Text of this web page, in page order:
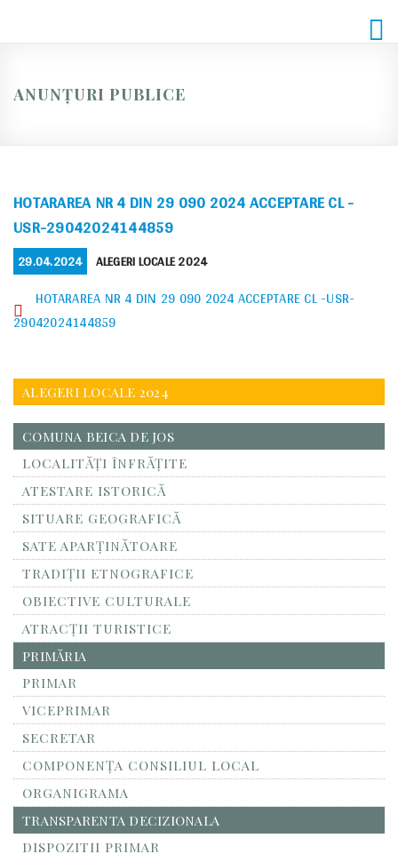
ANUNȚURI PUBLICE
HOTARAREA NR 4 DIN 29 090 2024 ACCEPTARE CL -
USR-29042024144859
POSTED
ON
29.04.2024 CATEGORIES
ALEGERI LOCALE 2024
HOTARAREA NR 4 DIN 29 090 2024 ACCEPTARE CL -USR-
29042024144859
ALEGERI LOCALE 2024
COMUNA BEICA DE JOS
LOCALITĂŢI ÎNFRĂŢITE
ATESTARE ISTORICĂ
SITUARE GEOGRAFICĂ
SATE APARȚINĂTOARE
TRADIȚII ETNOGRAFICE
OBIECTIVE CULTURALE
ATRACȚII TURISTICE
PRIMĂRIA
PRIMAR
VICEPRIMAR
SECRETAR
COMPONENȚA CONSILIUL LOCAL
ORGANIGRAMA
TRANSPARENTA DECIZIONALA
DISPOZITII PRIMAR